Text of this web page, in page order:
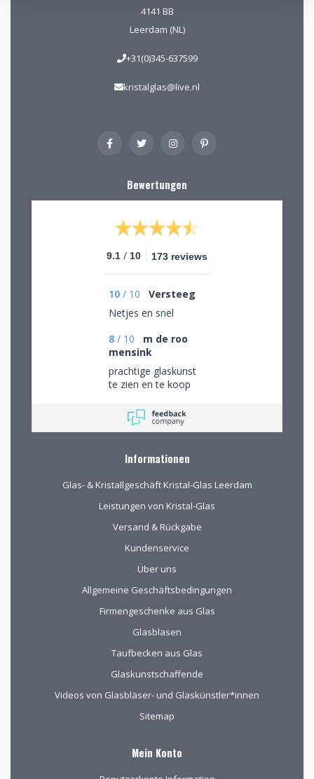
4141 BB
Leerdam (NL)
+31(0)345-637599
kristalglas@live.nl
Bewertungen
9.1 / 10 173 reviews
10 / 10
Versteeg
Netjes en snel
8 / 10
m de roo
mensink
prachtige glaskunst
te zien en te koop
Informationen
Glas- & Kristallgeschäft Kristal-Glas Leerdam
Leistungen von Kristal-Glas
Versand & Rückgabe
Kundenservice
Über uns
Allgemeine Geschäftsbedingungen
Firmengeschenke aus Glas
Glasblasen
Taufbecken aus Glas
Glaskunstschaffende
Videos von Glasbläser- und Glaskünstler*innen
Sitemap
Mein Konto